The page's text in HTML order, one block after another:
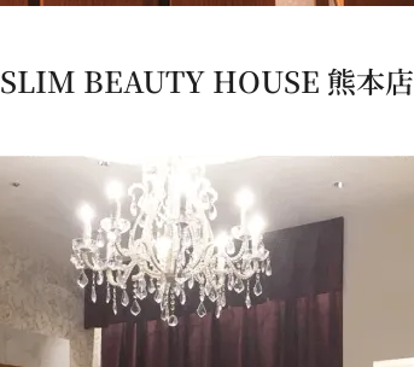
SLIM BEAUTY HOUSE 熊本店